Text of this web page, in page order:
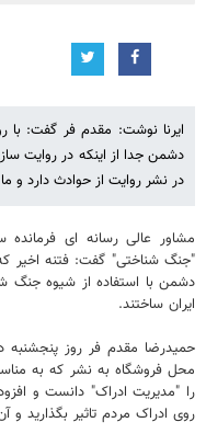
ایرنا نوشت: مقدم فر گفت:
دشمن جدا از اینکه در روایت
در نشر روایت از حوادث دارد و
مشاور عالی رسانه ای فرمانده
"جنگ شناختی" گفت: فتنه اخیر
دشمن با استفاده از شیوه جنگ
ایران ساختند.
حمیدرضا مقدم فر روز
محل فروشگاه به نشر که به
را "مدیریت ادراک" دانست و
روی ادراک مردم تاثیر بگذارید و